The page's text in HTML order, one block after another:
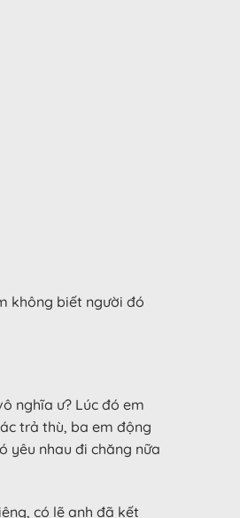
không biết người đó
nghĩa ư? Lúc đó em
trả thù, ba em động
yêu nhau đi chăng nữa
có lẽ anh đã kết